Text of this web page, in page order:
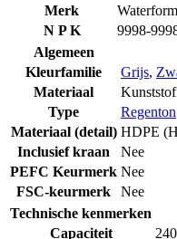
Merk
Waterform
N P K
9998-
Algemeen
Kleurfamilie
Grijs,
Materiaal
Kunststof
Type
Regenton
Materiaal (detail) HDPE
Inclusief kraan
Nee
PEFC Keurmerk Nee
FSC-keurmerk
Nee
Technische kenmerken
Capaciteit